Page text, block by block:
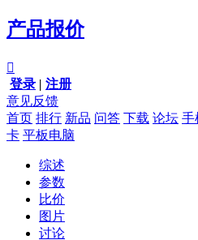
产品报价

登录 | 注册
意见反馈
首页 排行 新品 问答 下载 论坛 手
卡 平板电脑
综述
参数
比价
图片
讨论